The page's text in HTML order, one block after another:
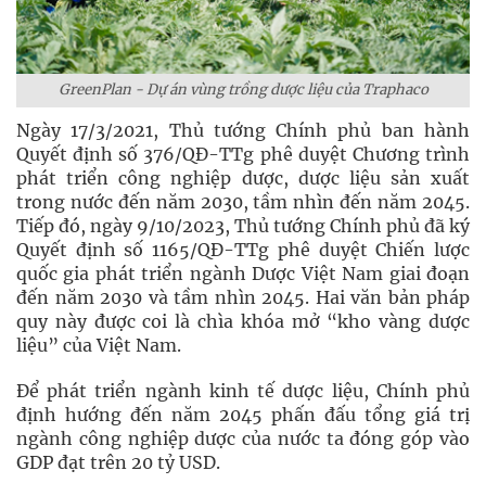
GreenPlan - Dự án vùng trồng dược liệu của Traphaco
Ngày 17/3/2021, Thủ tướng Chính phủ ban hành
Quyết định số 376/QĐ-TTg phê duyệt Chương trình
phát triển công nghiệp dược, dược liệu sản xuất
trong nước đến năm 2030, tầm nhìn đến năm 2045.
Tiếp đó, ngày 9/10/2023, Thủ tướng Chính phủ đã ký
Quyết định số 1165/QĐ-TTg phê duyệt Chiến lược
quốc gia phát triển ngành Dược Việt Nam giai đoạn
đến năm 2030 và tầm nhìn 2045. Hai văn bản pháp
quy này được coi là chìa khóa mở “kho vàng dược
liệu” của Việt Nam.
Để phát triển ngành kinh tế dược liệu, Chính phủ
định hướng đến năm 2045 phấn đấu tổng giá trị
ngành công nghiệp dược của nước ta đóng góp vào
GDP đạt trên 20 tỷ USD.